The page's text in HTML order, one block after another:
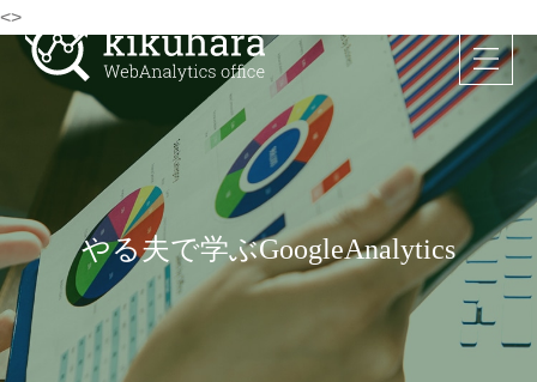
<>
やる夫で学ぶGoogleAnalytics